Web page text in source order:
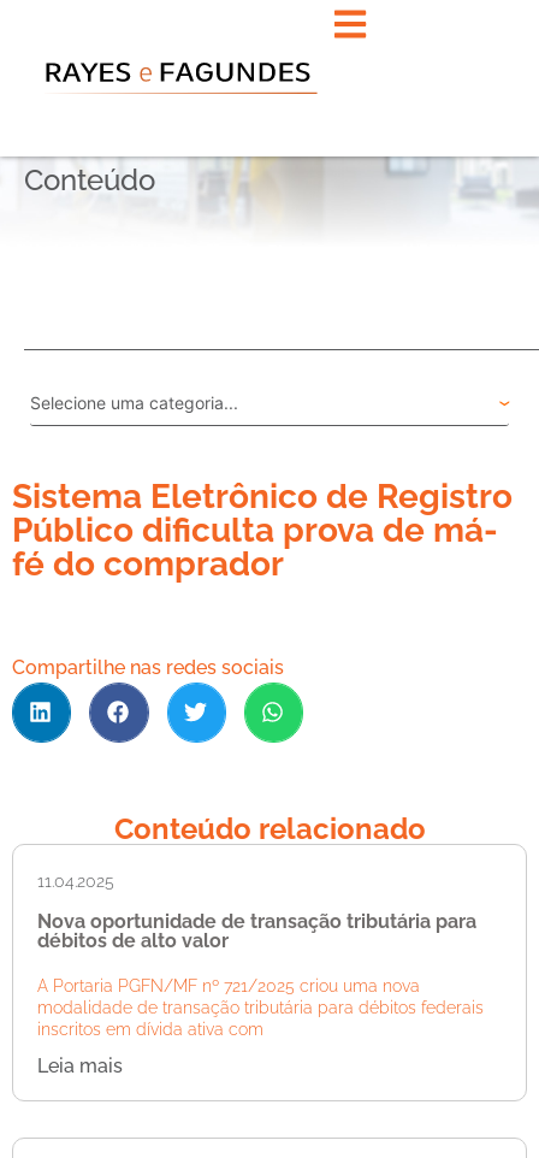
Conteúdo
Sistema Eletrônico de Registro
Público dificulta prova de má-
fé do comprador
Compartilhe nas redes sociais
Conteúdo relacionado
11.04.2025
Nova oportunidade de transação tributária para
débitos de alto valor
A Portaria PGFN/MF nº 721/2025 criou uma nova
modalidade de transação tributária para débitos federais
inscritos em dívida ativa com
Leia mais